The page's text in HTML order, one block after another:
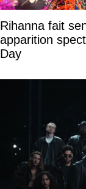
Rihanna fait
apparition
Day